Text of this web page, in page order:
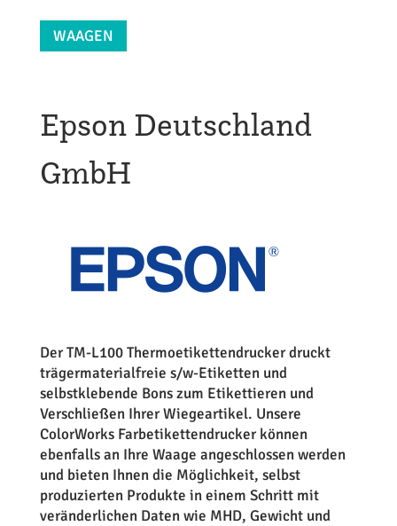
WAAGEN
Epson Deutschland
GmbH
Der TM-L100 Thermoetikettendrucker druckt
trägermaterialfreie s/w-Etiketten und
selbstklebende Bons zum Etikettieren und
Verschließen Ihrer Wiegeartikel. Unsere
ColorWorks Farbetikettendrucker können
ebenfalls an Ihre Waage angeschlossen werden
und bieten Ihnen die Möglichkeit, selbst
produzierten Produkte in einem Schritt mit
veränderlichen Daten wie MHD, Gewicht und